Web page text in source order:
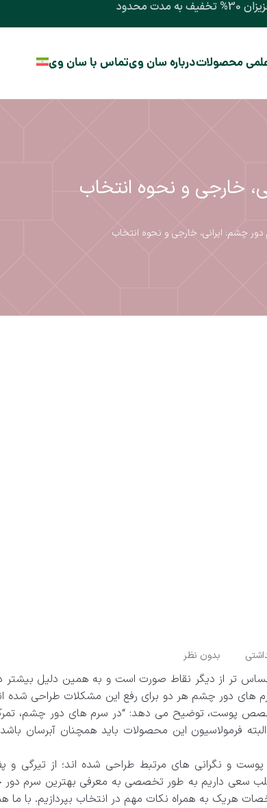
محدود
محصولاتدرباره سان ویتماس با سان وی
خارجی و نحوه انتخاب
دور چشم: ایرانی، خارجی و نحوه انتخاب
بدون نظر
تر از دیگر نقاط صورت است و به همین دلیل
های دور چشم هر دو برای رفع این مشکلات طراحی شده
پوست، توضیح می دهد: “در سرم های دور چشم،
فرمولاسیون این محصولات باید همچنان آبرسان باشد،
و نگرانی های مرتبط طراحی شده اند؛ از تیرگی و
سعی داریم به طور تخصصی به معرفی بهترین سرم دور
هریک به همراه نکات مهم در انتخاب بپردازیم. با ما